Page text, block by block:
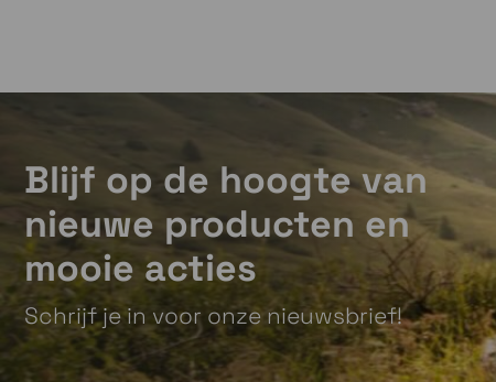
Blijf op de hoogte van
nieuwe producten en
mooie acties
Schrijf je in voor onze nieuwsbrief!